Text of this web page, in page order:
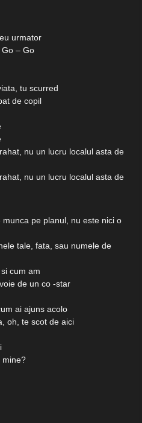
urmator
– Go
tu scurred
de copil
nu un lucru localul asta de
nu un lucru localul asta de
pe planul, nu este nici o
tale, fata, sau numele de
cum am
de un co -star
ai ajuns acolo
oh, te scot de aici
mine?